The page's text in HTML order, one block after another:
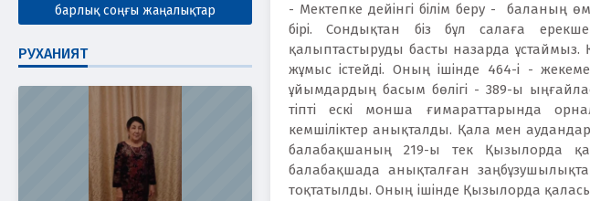
барлық соңғы жаңалықтар
РУХАНИЯТ
- Мектепке дейінгі білім беру - баланың
бірі. Сондықтан біз бұл салаға
қалыптастыруды басты назарда ұстаймыз.
жұмыс істейді. Оның ішінде 464-і -
ұйымдардың басым бөлігі - 389-ы
тіпті ескі монша ғимараттарында
кемшіліктер анықталды. Қала мен
балабақшаның 219-ы тек Қызылорда
балабақшада анықталған
тоқтатылды. Оның ішінде Қызылорда